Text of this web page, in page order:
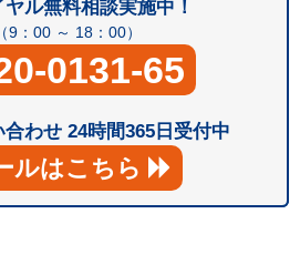
ル無料相談実施中！
9：00 ～ 18：00）
0131-65
わせ 24時間365日受付中
ルはこちら